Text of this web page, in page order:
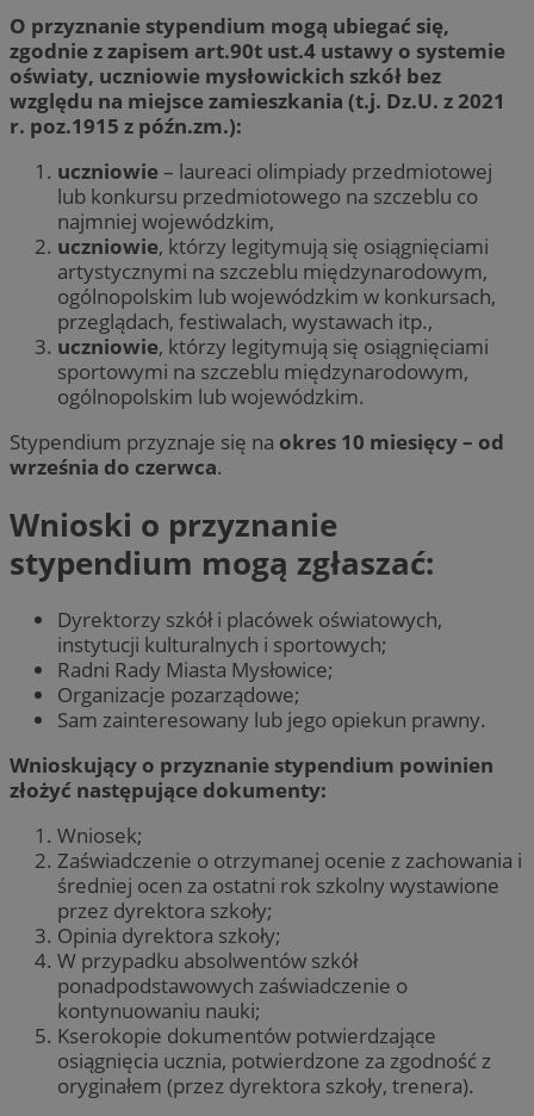
O przyznanie stypendium mogą ubiegać się,
zgodnie z zapisem art.90t ust.4 ustawy o systemie
oświaty, uczniowie mysłowickich szkół bez
względu na miejsce zamieszkania (t.j. Dz.U. z 2021
r. poz.1915 z późn.zm.):
uczniowie– laureaci olimpiady przedmiotowej
lub konkursu przedmiotowego na szczeblu co
najmniej wojewódzkim,
uczniowie, którzy legitymują się osiągnięciami
artystycznymi na szczeblu międzynarodowym,
ogólnopolskim lub wojewódzkim w konkursach,
przeglądach, festiwalach, wystawach itp.,
uczniowie, którzy legitymują się osiągnięciami
sportowymi na szczeblu międzynarodowym,
ogólnopolskim lub wojewódzkim.
Stypendium przyznaje się na okres 10 miesięcy – od
września do czerwca.
Wnioski o przyznanie
stypendium mogą zgłaszać:
Dyrektorzy szkół i placówek oświatowych,
instytucji kulturalnych i sportowych;
Radni Rady Miasta Mysłowice;
Organizacje pozarządowe;
Sam zainteresowany lub jego opiekun prawny.
Wnioskujący o przyznanie stypendium powinien
złożyć następujące dokumenty:
Wniosek;
Zaświadczenie o otrzymanej ocenie z zachowania i
średniej ocen za ostatni rok szkolny wystawione
przez dyrektora szkoły;
Opinia dyrektora szkoły;
W przypadku absolwentów szkół
ponadpodstawowych zaświadczenie o
kontynuowaniu nauki;
Kserokopie dokumentów potwierdzające
osiągnięcia ucznia, potwierdzone za zgodność z
oryginałem (przez dyrektora szkoły, trenera).